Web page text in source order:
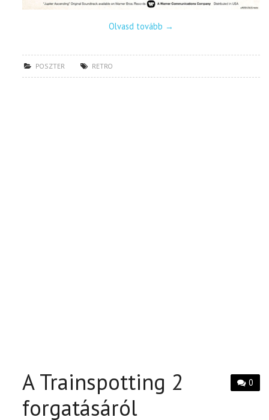
Olvasd tovább →
POSZTER RETRO
0
A Trainspotting 2
forgatásáról